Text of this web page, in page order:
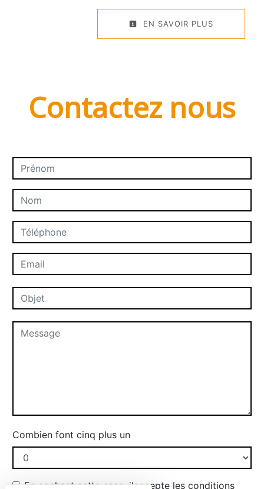
EN SAVOIR PLUS
Contactez nous
Combien font cinq plus un
En cochant cette case, j'accepte les conditions